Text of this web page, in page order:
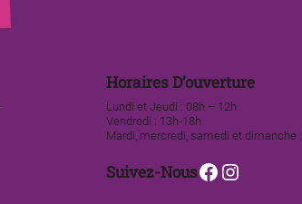
Horaires D’ouverture
Lundi et Jeudi : 08h – 12h
Vendredi : 13h-18h
Mardi, mercredi, samedi et dimanche
Suivez-NousFacebook
Instagram